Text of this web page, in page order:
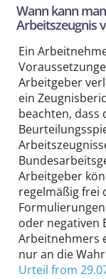
Wann kann
Arbeitszeugnis
Ein
Arbeitgeber
ein
beachten, dass
Arbeitgeber
regelmäßig frei
oder negativen
Arbeitnehmers
nur an die
Urteil from